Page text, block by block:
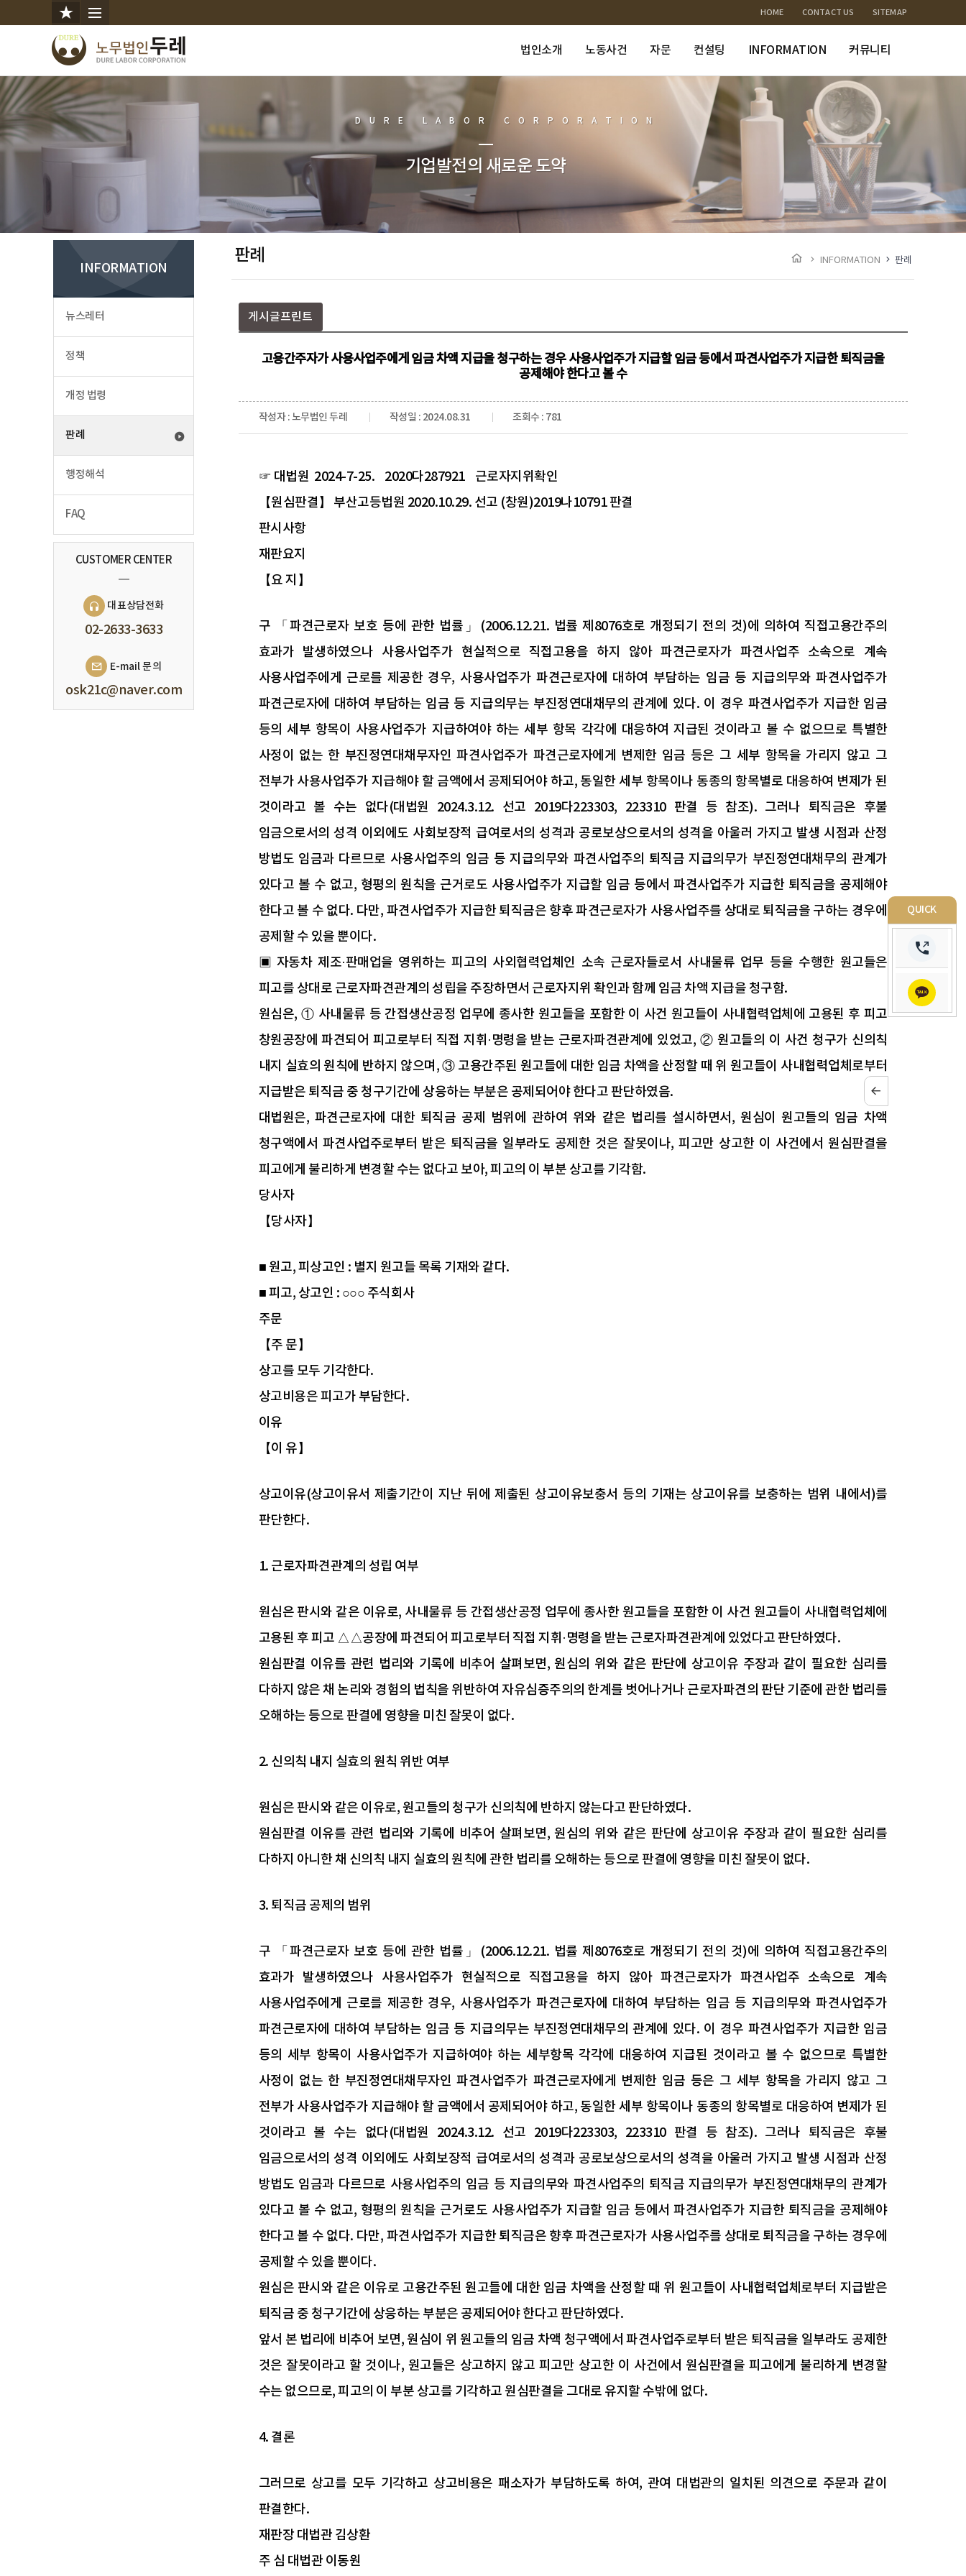
QUICK
HOME CONTACT US SITEMAP
법인소개 노동사건 자문 컨설팅 INFORMATION 커뮤니티
DURE LABOR CORPORATION
기업발전의 새로운 도약
INFORMATION
뉴스레터
정책
개정 법령
판례
행정해석
FAQ
CUSTOMER CENTER
대표상담전화
02-2633-3633
E-mail 문의
osk21c@naver.com
판례 INFORMATION 판례
게시글프린트
고용간주자가 사용사업주에게 임금 차액 지급을 청구하는 경우 사용사업주가 지급할 임금 등에서 파견사업주가 지급한 퇴직금을
공제해야 한다고 볼 수
작성자 : 노무법인 두레 작성일 : 2024.08.31 조회수 : 781
☞ 대법원 2024-7-25. 2020다287921 근로자지위확인
【원심판결】 부산고등법원 2020.10.29. 선고 (창원)2019나10791 판결
판시사항
재판요지
【요 지】
구 「파견근로자 보호 등에 관한 법률」(2006.12.21. 법률 제8076호로 개정되기 전의 것)에 의하여 직접고용간주의
효과가 발생하였으나 사용사업주가 현실적으로 직접고용을 하지 않아 파견근로자가 파견사업주 소속으로 계속
사용사업주에게 근로를 제공한 경우, 사용사업주가 파견근로자에 대하여 부담하는 임금 등 지급의무와 파견사업주가
파견근로자에 대하여 부담하는 임금 등 지급의무는 부진정연대채무의 관계에 있다. 이 경우 파견사업주가 지급한 임금
등의 세부 항목이 사용사업주가 지급하여야 하는 세부 항목 각각에 대응하여 지급된 것이라고 볼 수 없으므로 특별한
사정이 없는 한 부진정연대채무자인 파견사업주가 파견근로자에게 변제한 임금 등은 그 세부 항목을 가리지 않고 그
전부가 사용사업주가 지급해야 할 금액에서 공제되어야 하고, 동일한 세부 항목이나 동종의 항목별로 대응하여 변제가 된
것이라고 볼 수는 없다(대법원 2024.3.12. 선고 2019다223303, 223310 판결 등 참조). 그러나 퇴직금은 후불
임금으로서의 성격 이외에도 사회보장적 급여로서의 성격과 공로보상으로서의 성격을 아울러 가지고 발생 시점과 산정
방법도 임금과 다르므로 사용사업주의 임금 등 지급의무와 파견사업주의 퇴직금 지급의무가 부진정연대채무의 관계가
있다고 볼 수 없고, 형평의 원칙을 근거로도 사용사업주가 지급할 임금 등에서 파견사업주가 지급한 퇴직금을 공제해야
한다고 볼 수 없다. 다만, 파견사업주가 지급한 퇴직금은 향후 파견근로자가 사용사업주를 상대로 퇴직금을 구하는 경우에
공제할 수 있을 뿐이다.
▣ 자동차 제조·판매업을 영위하는 피고의 사외협력업체인 소속 근로자들로서 사내물류 업무 등을 수행한 원고들은
피고를 상대로 근로자파견관계의 성립을 주장하면서 근로자지위 확인과 함께 임금 차액 지급을 청구함.
원심은, ① 사내물류 등 간접생산공정 업무에 종사한 원고들을 포함한 이 사건 원고들이 사내협력업체에 고용된 후 피고
창원공장에 파견되어 피고로부터 직접 지휘·명령을 받는 근로자파견관계에 있었고, ② 원고들의 이 사건 청구가 신의칙
내지 실효의 원칙에 반하지 않으며, ③ 고용간주된 원고들에 대한 임금 차액을 산정할 때 위 원고들이 사내협력업체로부터
지급받은 퇴직금 중 청구기간에 상응하는 부분은 공제되어야 한다고 판단하였음.
대법원은, 파견근로자에 대한 퇴직금 공제 범위에 관하여 위와 같은 법리를 설시하면서, 원심이 원고들의 임금 차액
청구액에서 파견사업주로부터 받은 퇴직금을 일부라도 공제한 것은 잘못이나, 피고만 상고한 이 사건에서 원심판결을
피고에게 불리하게 변경할 수는 없다고 보아, 피고의 이 부분 상고를 기각함.
당사자
【당사자】
■ 원고, 피상고인 : 별지 원고들 목록 기재와 같다.
■ 피고, 상고인 : ○○○ 주식회사
주문
【주 문】
상고를 모두 기각한다.
상고비용은 피고가 부담한다.
이유
【이 유】
상고이유(상고이유서 제출기간이 지난 뒤에 제출된 상고이유보충서 등의 기재는 상고이유를 보충하는 범위 내에서)를
판단한다.
1. 근로자파견관계의 성립 여부
원심은 판시와 같은 이유로, 사내물류 등 간접생산공정 업무에 종사한 원고들을 포함한 이 사건 원고들이 사내협력업체에
고용된 후 피고 △△공장에 파견되어 피고로부터 직접 지휘·명령을 받는 근로자파견관계에 있었다고 판단하였다.
원심판결 이유를 관련 법리와 기록에 비추어 살펴보면, 원심의 위와 같은 판단에 상고이유 주장과 같이 필요한 심리를
다하지 않은 채 논리와 경험의 법칙을 위반하여 자유심증주의의 한계를 벗어나거나 근로자파견의 판단 기준에 관한 법리를
오해하는 등으로 판결에 영향을 미친 잘못이 없다.
2. 신의칙 내지 실효의 원칙 위반 여부
원심은 판시와 같은 이유로, 원고들의 청구가 신의칙에 반하지 않는다고 판단하였다.
원심판결 이유를 관련 법리와 기록에 비추어 살펴보면, 원심의 위와 같은 판단에 상고이유 주장과 같이 필요한 심리를
다하지 아니한 채 신의칙 내지 실효의 원칙에 관한 법리를 오해하는 등으로 판결에 영향을 미친 잘못이 없다.
3. 퇴직금 공제의 범위
구 「파견근로자 보호 등에 관한 법률」(2006.12.21. 법률 제8076호로 개정되기 전의 것)에 의하여 직접고용간주의
효과가 발생하였으나 사용사업주가 현실적으로 직접고용을 하지 않아 파견근로자가 파견사업주 소속으로 계속
사용사업주에게 근로를 제공한 경우, 사용사업주가 파견근로자에 대하여 부담하는 임금 등 지급의무와 파견사업주가
파견근로자에 대하여 부담하는 임금 등 지급의무는 부진정연대채무의 관계에 있다. 이 경우 파견사업주가 지급한 임금
등의 세부 항목이 사용사업주가 지급하여야 하는 세부항목 각각에 대응하여 지급된 것이라고 볼 수 없으므로 특별한
사정이 없는 한 부진정연대채무자인 파견사업주가 파견근로자에게 변제한 임금 등은 그 세부 항목을 가리지 않고 그
전부가 사용사업주가 지급해야 할 금액에서 공제되어야 하고, 동일한 세부 항목이나 동종의 항목별로 대응하여 변제가 된
것이라고 볼 수는 없다(대법원 2024.3.12. 선고 2019다223303, 223310 판결 등 참조). 그러나 퇴직금은 후불
임금으로서의 성격 이외에도 사회보장적 급여로서의 성격과 공로보상으로서의 성격을 아울러 가지고 발생 시점과 산정
방법도 임금과 다르므로 사용사업주의 임금 등 지급의무와 파견사업주의 퇴직금 지급의무가 부진정연대채무의 관계가
있다고 볼 수 없고, 형평의 원칙을 근거로도 사용사업주가 지급할 임금 등에서 파견사업주가 지급한 퇴직금을 공제해야
한다고 볼 수 없다. 다만, 파견사업주가 지급한 퇴직금은 향후 파견근로자가 사용사업주를 상대로 퇴직금을 구하는 경우에
공제할 수 있을 뿐이다.
원심은 판시와 같은 이유로 고용간주된 원고들에 대한 임금 차액을 산정할 때 위 원고들이 사내협력업체로부터 지급받은
퇴직금 중 청구기간에 상응하는 부분은 공제되어야 한다고 판단하였다.
앞서 본 법리에 비추어 보면, 원심이 위 원고들의 임금 차액 청구액에서 파견사업주로부터 받은 퇴직금을 일부라도 공제한
것은 잘못이라고 할 것이나, 원고들은 상고하지 않고 피고만 상고한 이 사건에서 원심판결을 피고에게 불리하게 변경할
수는 없으므로, 피고의 이 부분 상고를 기각하고 원심판결을 그대로 유지할 수밖에 없다.
4. 결론
그러므로 상고를 모두 기각하고 상고비용은 패소자가 부담하도록 하여, 관여 대법관의 일치된 의견으로 주문과 같이
판결한다.
재판장 대법관 김상환
주 심 대법관 이동원